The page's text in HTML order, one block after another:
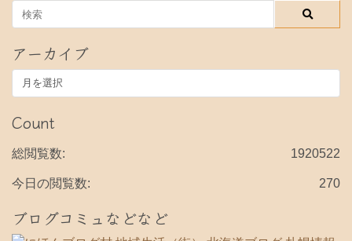
アーカイブ
ー
カ
ブ
Count
1920522
総閲覧数:
270
今日の閲覧数:
ブログコミュなどなど